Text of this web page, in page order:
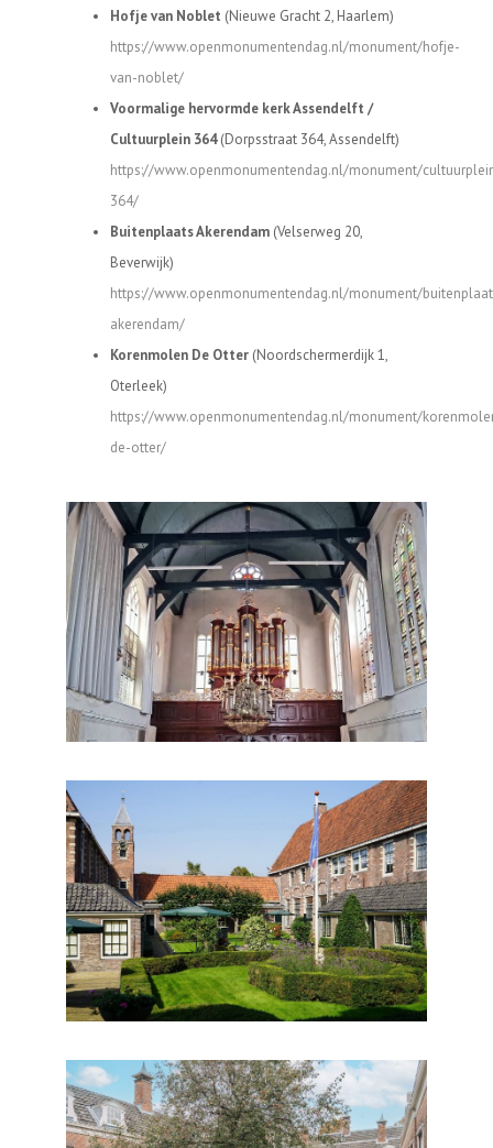
Hofje van Noblet (Nieuwe Gracht 2, Haarlem)
https://www.openmonumentendag.nl/monument/hofje-
van-noblet/
Voormalige hervormde kerk Assendelft /
Cultuurplein 364(Dorpsstraat 364, Assendelft)
https://www.openmonumentendag.nl/monument/
364/
Buitenplaats Akerendam (Velserweg 20,
Beverwijk)
https://www.openmonumentendag.nl/monument/
akerendam/
Korenmolen De Otter (Noordschermerdijk 1,
Oterleek)
https://www.openmonumentendag.nl/monument/
de-otter/